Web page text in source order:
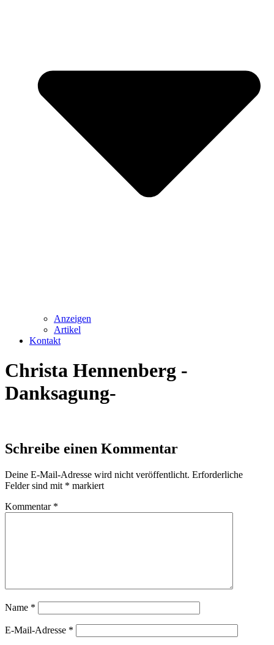
Anzeigen
Artikel
Kontakt
Christa Hennenberg -
Danksagung-
Schreibe einen Kommentar
Deine E-Mail-Adresse wird nicht veröffentlicht. Erforderliche
Felder sind mit * markiert
Kommentar *
Name *
E-Mail-Adresse *